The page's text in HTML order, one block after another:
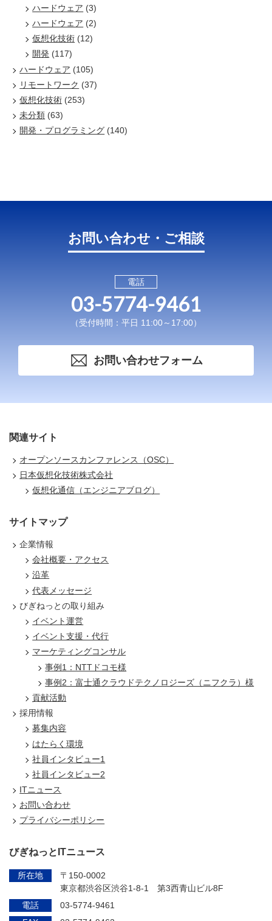
ハードウェア (3)
ハードウェア (2)
仮想化技術 (12)
開発 (117)
ハードウェア (105)
リモートワーク (37)
仮想化技術 (253)
未分類 (63)
開発・プログラミング (140)
お問い合わせ・ご相談
電話
03-5774-9461
（受付時間：平日 11:00～17:00）
お問い合わせフォーム
関連サイト
オープンソースカンファレンス（OSC）
日本仮想化技術株式会社
仮想化通信（エンジニアブログ）
サイトマップ
企業情報
会社概要・アクセス
沿革
代表メッセージ
びぎねっとの取り組み
イベント運営
イベント支援・代行
マーケティングコンサル
事例1：NTTドコモ様
事例2：富士通クラウドテクノロジーズ（ニフクラ）様
貢献活動
採用情報
募集内容
はたらく環境
社員インタビュー1
社員インタビュー2
ITニュース
お問い合わせ
プライバシーポリシー
びぎねっとITニュース
所在地
〒150-0002
東京都渋谷区渋谷1-8-1 第3西青山ビル8F
電話
03-5774-9461